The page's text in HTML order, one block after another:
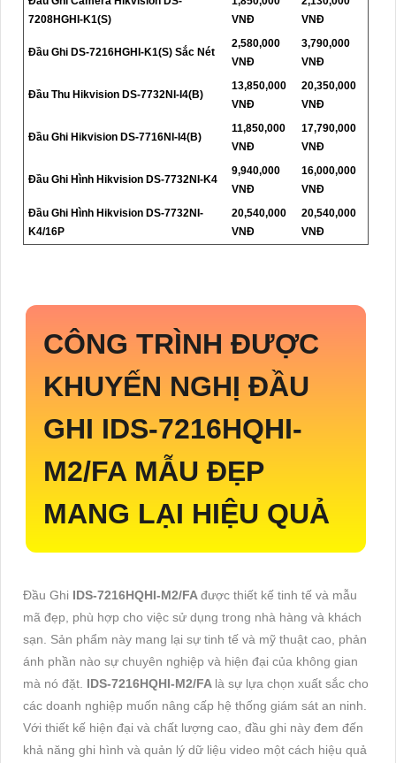
7208HGHI-K1(S)
VNĐ
VNĐ
Đầu Ghi DS-7216HGHI-K1(S) Sắc Nét
2,580,000
VNĐ
3,790,000
VNĐ
Đầu Thu Hikvision DS-7732NI-I4(B)
13,850,000
VNĐ
20,350,000
VNĐ
Đầu Ghi Hikvision DS-7716NI-I4(B)
11,850,000
VNĐ
17,790,000
VNĐ
Đầu Ghi Hình Hikvision DS-7732NI-K4
9,940,000
VNĐ
16,000,000
VNĐ
Đầu Ghi Hình Hikvision DS-7732NI-
K4/16P
20,540,000
VNĐ
20,540,000
VNĐ
CÔNG TRÌNH ĐƯỢC
KHUYẾN NGHỊ ĐẦU
GHI IDS-7216HQHI-
M2/FA MẪU ĐẸP
MANG LẠI HIỆU QUẢ
Đầu Ghi IDS-7216HQHI-M2/FAđược thiết kế tinh tế và mẫu
mã đẹp, phù hợp cho việc sử dụng trong nhà hàng và khách
sạn. Sản phẩm này mang lại sự tinh tế và mỹ thuật cao, phản
ánh phần nào sự chuyên nghiệp và hiện đại của không gian
mà nó đặt. IDS-7216HQHI-M2/FA là sự lựa chọn xuất sắc cho
các doanh nghiệp muốn nâng cấp hệ thống giám sát an ninh.
Với thiết kế hiện đại và chất lượng cao, đầu ghi này đem đến
khả năng ghi hình và quản lý dữ liệu video một cách hiệu quả